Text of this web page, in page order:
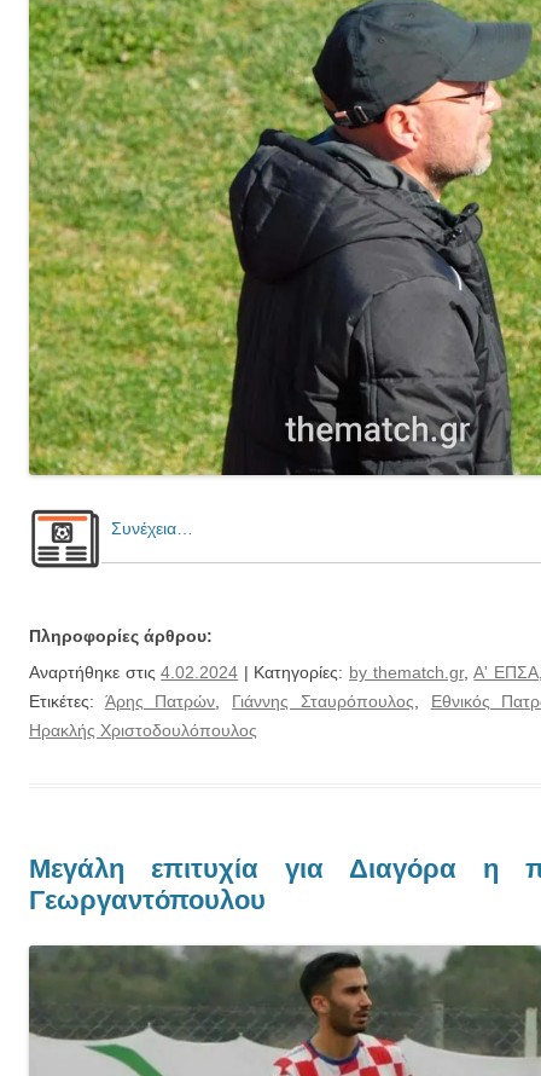
Συνέχεια…
Πληροφορίες άρθρου:
Αναρτήθηκε στις4.02.2024 | Κατηγορίες: by thematch.gr,Α' ΕΠΣΑ
Ετικέτες: Άρης Πατρών Γιάννης Σταυρόπουλος
Εθνικός
Ηρακλής Χριστοδουλόπουλος
Μεγάλη επιτυχία για Διαγόρα η
Γεωργαντόπουλου